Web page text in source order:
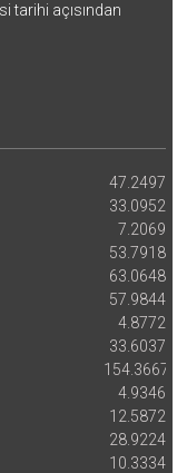
tarihi açısından
47.2497
33.0952
7.2069
53.7918
63.0648
57.9844
4.8772
33.6037
154.3667
4.9346
12.5872
28.9224
10.3334